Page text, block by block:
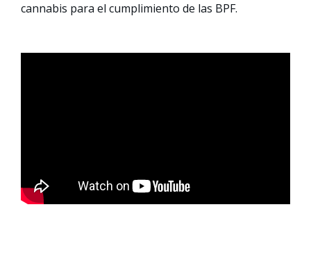
cannabis para el cumplimiento de las BPF.